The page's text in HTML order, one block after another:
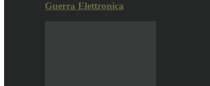
Guerra Elettronica